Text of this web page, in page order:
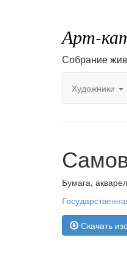
Арт-
Собрание
Художники
Бумага,
Скачать